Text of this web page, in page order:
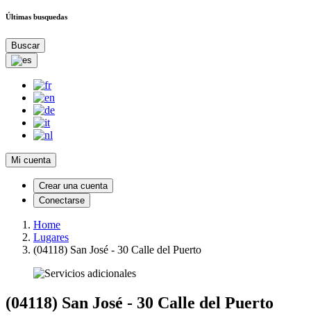
Últimas busquedas
Buscar
Mi cuenta
Crear una cuenta
Conectarse
Home
Lugares
(04118) San José - 30 Calle del Puerto
(04118) San José - 30 Calle del Puerto